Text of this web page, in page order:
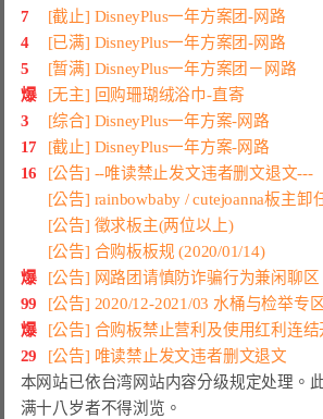
7
[截止] DisneyPlus一年方案团-网路
4
[已满] DisneyPlus一年方案团-网路
5
[暂满] DisneyPlus一年方案团－网路
爆
[无主] 回购珊瑚绒浴巾-直寄
3
[综合] DisneyPlus一年方案-网路
17
[截止] DisneyPlus一年方案-网路
16
[公告] --唯读禁止发文违者删文退文---
[公告] rainbowbaby / cutejoanna板主卸
[公告] 徵求板主(两位以上)
[公告] 合购板板规 (2020/01/14)
爆
[公告] 网路团请慎防诈骗行为兼闲聊区
99
[公告] 2020/12-2021/03 水桶与检举专区
爆
[公告] 合购板禁止营利及使用红利连结
29
[公告] 唯读禁止发文违者删文退文
本网站已依台湾网站内容分级规定处理。
满十八岁者不得浏览。